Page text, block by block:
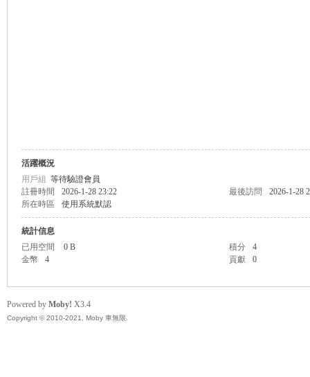
活躍概況
用戶組 等待驗證會員
註冊時間
2026-1-28 23:22 最後訪問
2026-1-28
所在時區
使用系統默認
統計信息
已用空間
0 B 積分
4
金幣
4 貢獻 0
Powered by Moby! X3.4
Copyright © 2010-2021, Moby 車無限.